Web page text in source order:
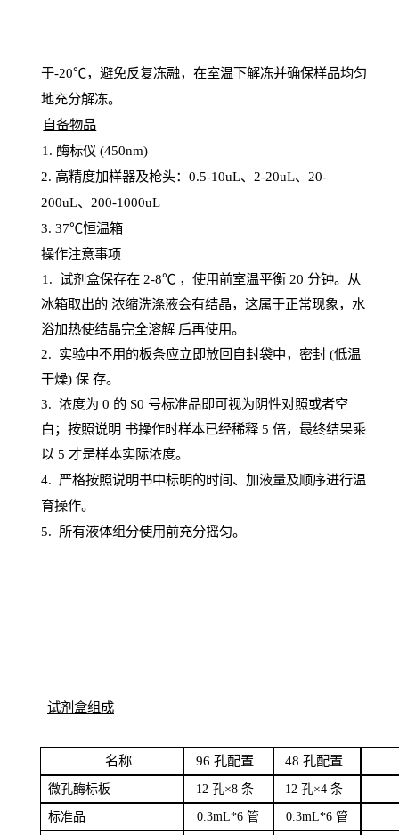
于-20℃，避免反复冻融，在室温下解冻并确保样品均匀
地充分解冻。
自备物品
1 . 酶标仪 (450nm)
2. 高精度加样器及枪头： 0.5-10uL、 2-20uL、 20-
200uL、 200-1000uL
3. 37℃恒温箱
操作注意事项
1. 试剂盒保存在 2-8℃ ，使用前室温平衡 20 分钟。从
冰箱取出的 浓缩洗涤液会有结晶，这属于正常现象，水
浴加热使结晶完全溶解 后再使用。
2. 实验中不用的板条应立即放回自封袋中，密封(低温
干燥) 保 存。
3. 浓度为 0 的 S0 号标准品即可视为阴性对照或者空
白；按照说明 书操作时样本已经稀释5 倍，最终结果乘
以 5 才是样本实际浓度。
4. 严格按照说明书中标明的时间、加液量及顺序进行温
育操作。
5. 所有液体组分使用前充分摇匀。
试剂盒组成
名称 96 孔配置 48 孔配置
微孔酶标板 12 孔×8 条 12 孔×4 条
标准品 0.3mL*6 管 0.3mL*6 管